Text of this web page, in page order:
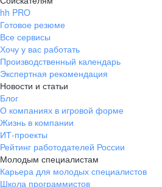
hh PRO
Готовое резюме
Все сервисы
Хочу у вас работать
Производственный календарь
Экспертная рекомендация
Новости и статьи
Блог
О компаниях в игровой форме
Жизнь в компании
ИТ-проекты
Рейтинг работодателей России
Молодым специалистам
Карьера для молодых специалистов
Школа программистов